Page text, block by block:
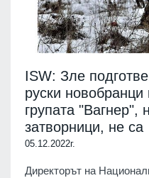
ISW: Зле
руски
групата "Вагнер",
затворници, не са
05.12.2022г.
Директорът на